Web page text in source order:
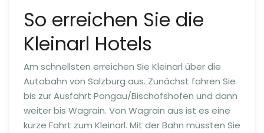
So erreichen Sie die
Kleinarl Hotels
Am schnellsten erreichen Sie Kleinarl über die
Autobahn von Salzburg aus. Zunächst fahren Sie
bis zur Ausfahrt Pongau/Bischofshofen und dann
weiter bis Wagrain. Von Wagrain aus ist es eine
kurze Fahrt zum Kleinarl. Mit der Bahn müssten Sie